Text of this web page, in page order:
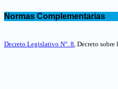
Normas Complementarias
Decreto Legislativo N°. 8, Decreto sobre